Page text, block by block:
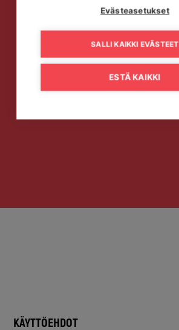
KÄYTTÖEHDOT
Evästeasetukset
SALLI KAIKKI EVÄSTEET
ESTÄ KAIKKI